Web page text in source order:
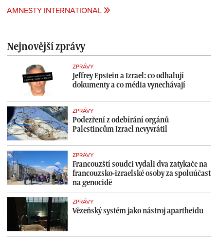
AMNESTY INTERNATIONAL
Nejnovější zprávy
ZPRÁVY
Jeffrey Epstein a Izrael: co odhalují
dokumenty a co média vynechávají
ZPRÁVY
Podezření z odebírání orgánů
Palestincům Izrael nevyvrátil
ZPRÁVY
Francouzští soudci vydali dva zatykače na
francouzsko-izraelské osoby za spoluúčast
na genocidě
ZPRÁVY
Vězeňský systém jako nástroj apartheidu